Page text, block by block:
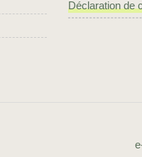
Déclaration de